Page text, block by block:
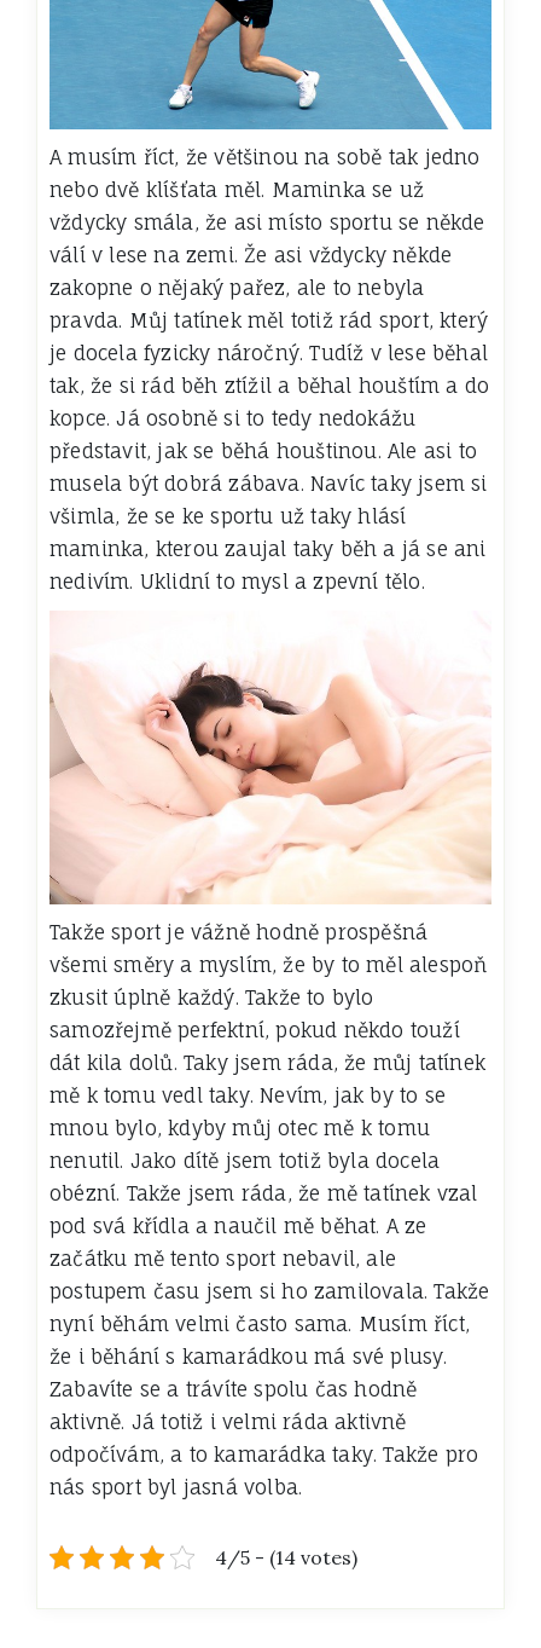
A musím říct, že většinou na sobě tak jedno
nebo dvě klíšťata měl. Maminka se už
vždycky smála, že asi místo sportu se někde
válí v lese na zemi. Že asi vždycky někde
zakopne o nějaký pařez, ale to nebyla
pravda. Můj tatínek měl totiž rád sport, který
je docela fyzicky náročný. Tudíž v lese běhal
tak, že si rád běh ztížil a běhal houštím a do
kopce. Já osobně si to tedy nedokážu
představit, jak se běhá houštinou. Ale asi to
musela být dobrá zábava. Navíc taky jsem si
všimla, že se ke sportu už taky hlásí
maminka, kterou zaujal taky běh a já se ani
nedivím. Uklidní to mysl a zpevní tělo.
Takže sport je vážně hodně prospěšná
všemi směry a myslím, že by to měl alespoň
zkusit úplně každý. Takže to bylo
samozřejmě perfektní, pokud někdo touží
dát kila dolů. Taky jsem ráda, že můj tatínek
mě k tomu vedl taky. Nevím, jak by to se
mnou bylo, kdyby můj otec mě k tomu
nenutil. Jako dítě jsem totiž byla docela
obézní. Takže jsem ráda, že mě tatínek vzal
pod svá křídla a naučil mě běhat. A ze
začátku mě tento sport nebavil, ale
postupem času jsem si ho zamilovala. Takže
nyní běhám velmi často sama. Musím říct,
že i běhání s kamarádkou má své plusy.
Zabavíte se a trávíte spolu čas hodně
aktivně. Já totiž i velmi ráda aktivně
odpočívám, a to kamarádka taky. Takže pro
nás sport byl jasná volba.
4/5 - (14 votes)